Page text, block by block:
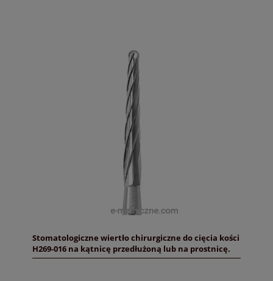
Stomatologiczne wiertło chirurgiczne do cięcia kości
H269-016 na kątnicę przedłużoną lub na prostnicę.